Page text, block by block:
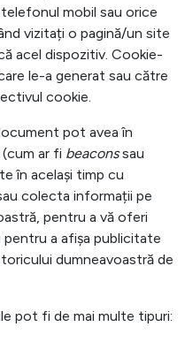
mobil sau orice
vizitați o pagină/un site
acel dispozitiv. Cookie-
le-a generat sau către
cookie.
pot avea în
ar fi beaconssau
în același timp cu
colecta informații pe
pentru a vă oferi
a afișa publicitate
dumneavoastră de
pot fi de mai multe tipuri: